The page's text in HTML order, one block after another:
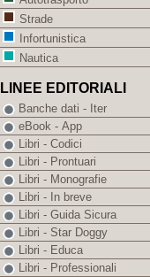
Strade
Infortunistica
Nautica
LINEE EDITORIALI
Banche dati - Iter
eBook - App
Libri - Codici
Libri - Prontuari
Libri - Monografie
Libri - In breve
Libri - Guida Sicura
Libri - Star Doggy
Libri - Educa
Libri - Professionali